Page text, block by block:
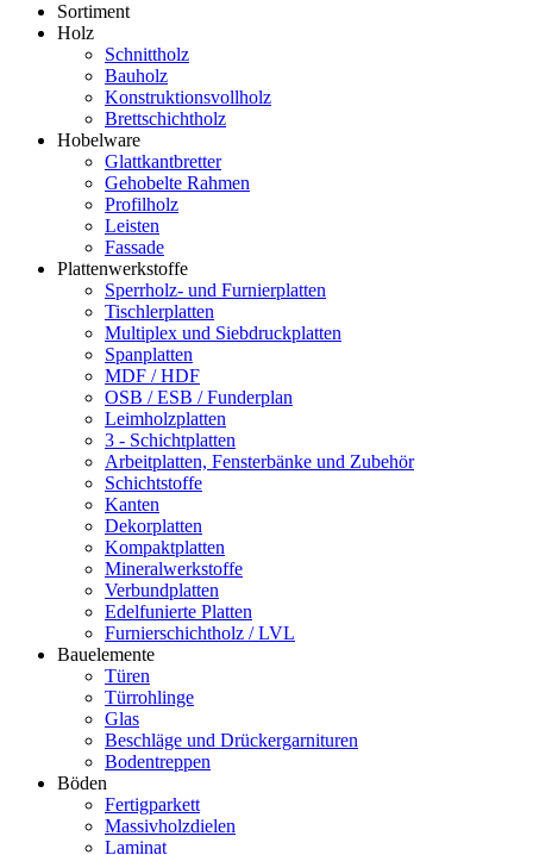
Sortiment
Holz
Schnittholz
Bauholz
Konstruktionsvollholz
Brettschichtholz
Hobelware
Glattkantbretter
Gehobelte Rahmen
Profilholz
Leisten
Fassade
Plattenwerkstoffe
Sperrholz- und Furnierplatten
Tischlerplatten
Multiplex und Siebdruckplatten
Spanplatten
MDF / HDF
OSB / ESB / Funderplan
Leimholzplatten
3 - Schichtplatten
Arbeitplatten, Fensterbänke und Zubehör
Schichtstoffe
Kanten
Dekorplatten
Kompaktplatten
Mineralwerkstoffe
Verbundplatten
Edelfunierte Platten
Furnierschichtholz / LVL
Bauelemente
Türen
Türrohlinge
Glas
Beschläge und Drückergarnituren
Bodentreppen
Böden
Fertigparkett
Massivholzdielen
Laminat